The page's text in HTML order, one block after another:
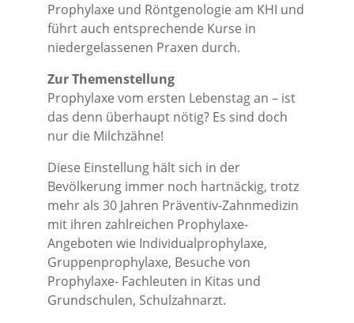
Prophylaxe und Röntgenologie am KHI und
führt auch entsprechende Kurse in
niedergelassenen Praxen durch.
Zur Themenstellung
Prophylaxe vom ersten Lebenstag an – ist
das denn überhaupt nötig? Es sind doch
nur die Milchzähne!
Diese Einstellung hält sich in der
Bevölkerung immer noch hartnäckig, trotz
mehr als 30 Jahren Präventiv-Zahnmedizin
mit ihren zahlreichen Prophylaxe-
Angeboten wie Individualprophylaxe,
Gruppenprophylaxe, Besuche von
Prophylaxe- Fachleuten in Kitas und
Grundschulen, Schulzahnarzt.